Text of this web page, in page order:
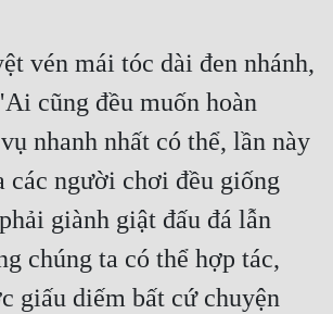
vén mái tóc dài đen nhánh,
cũng đều muốn hoàn
nhanh nhất có thể, lần này
các người chơi đều giống
giành giật đấu đá lẫn
chúng ta có thể hợp tác,
giấu diếm bất cứ chuyện